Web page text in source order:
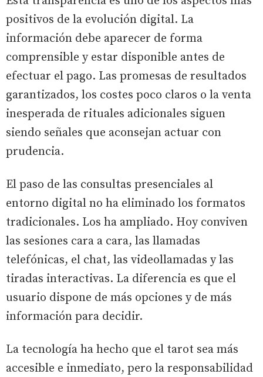
positivos de la evolución digital. La
información debe aparecer de forma
comprensible y estar disponible antes de
efectuar el pago. Las promesas de resultados
garantizados, los costes poco claros o la venta
inesperada de rituales adicionales siguen
siendo señales que aconsejan actuar con
prudencia.
El paso de las consultas presenciales al
entorno digital no ha eliminado los formatos
tradicionales. Los ha ampliado. Hoy conviven
las sesiones cara a cara, las llamadas
telefónicas, el chat, las videollamadas y las
tiradas interactivas. La diferencia es que el
usuario dispone de más opciones y de más
información para decidir.
La tecnología ha hecho que el tarot sea más
accesible e inmediato, pero la responsabilidad